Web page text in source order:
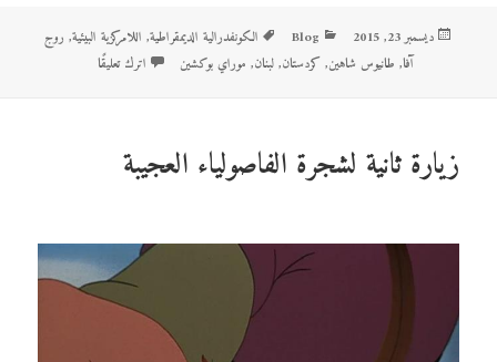
نُشرت
ديسمبر 23, 2015 التصنيفات
Blog الوسوم
الكونفدرالية الديمقراطية, اللامركزية البيئية, روج
آفا, طانيوس شاهين,كردستان,لبنان, موراي بوكشين اترك تعليقًا
زيارة ثانية لشجرة الفاصولياء العجيبة